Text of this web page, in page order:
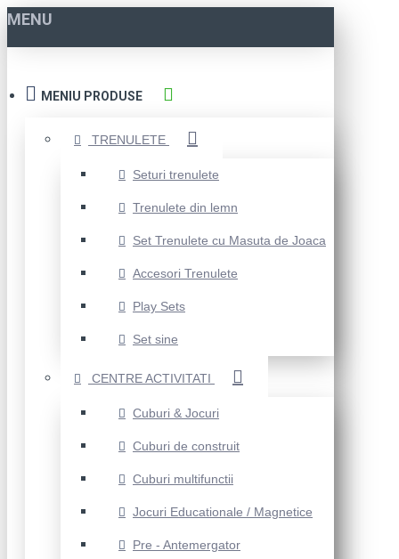
MENU
MENIU PRODUSE
TRENULETE
Seturi trenulete
Trenulete din lemn
Set Trenulete cu Masuta de Joaca
Accesori Trenulete
Play Sets
Set sine
CENTRE ACTIVITATI
Cuburi & Jocuri
Cuburi de construit
Cuburi multifunctii
Jocuri Educationale / Magnetice
Pre - Antemergator